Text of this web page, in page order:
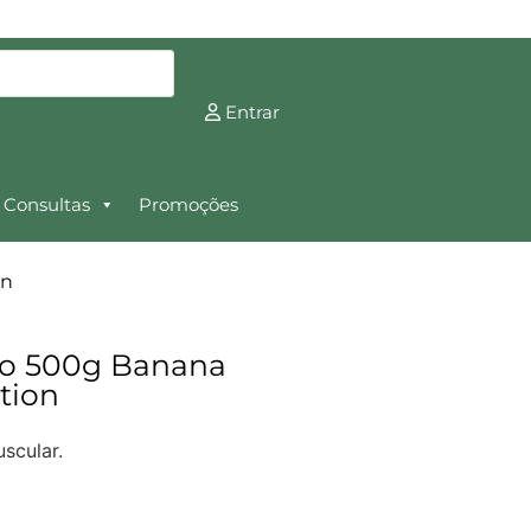
Entrar
Consultas Promoções
500g Banana